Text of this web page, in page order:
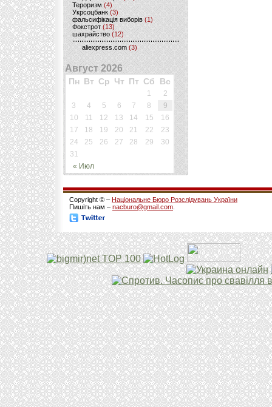
Тероризм (4)
Укрсоцбанк (3)
фальсифікація виборів (1)
Фокстрот(13)
шахрайство (12)
aliexpress.com (3)
Август 2026
Пн Вт Ср Чт Пт Сб Вс
« Июл
1
2
3
4 5 6 7 8
9
10
11 12 13 14 15
16
17
18 19 20 21 22
23
24
25 26 27 28 29
30
31
Copyright © – Національне Бюро Розслідувань України
Пишіть нам – nacburo@gmail.com